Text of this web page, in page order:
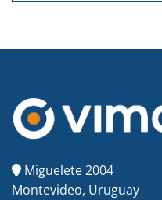
Miguelete 2004
Montevideo, Uruguay